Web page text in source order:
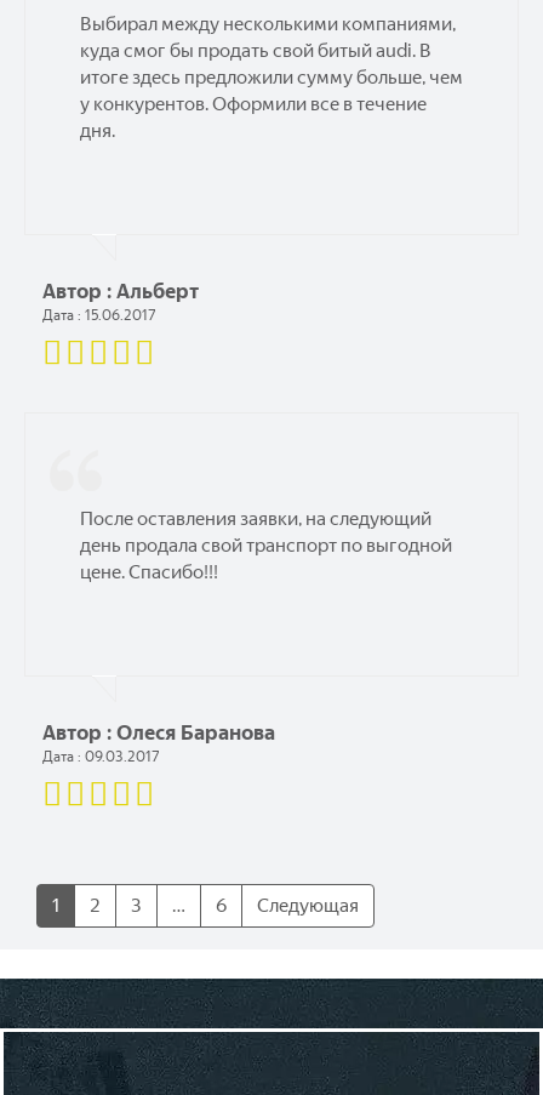
Выбирал между несколькими компаниями,
куда смог бы продать свой битый audi. В
итоге здесь предложили сумму больше, чем
у конкурентов. Оформили все в течение
дня.
Автор : Альберт
Дата : 15.06.2017
После оставления заявки, на следующий
день продала свой транспорт по выгодной
цене. Спасибо!!!
Автор : Олеся Баранова
Дата : 09.03.2017
1 2 3 … 6 Следующая